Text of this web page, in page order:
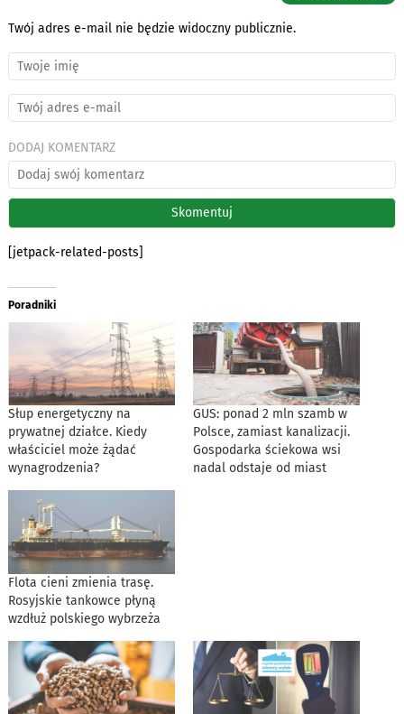
Twój adres e-mail nie będzie widoczny publicznie.
DODAJ KOMENTARZ
[jetpack-related-posts]
Poradniki
Słup energetyczny na
prywatnej działce. Kiedy
właściciel może żądać
wynagrodzenia?
GUS: ponad 2 mln szamb w
Polsce, zamiast kanalizacji.
Gospodarka ściekowa wsi
nadal odstaje od miast
Flota cieni zmienia trasę.
Rosyjskie tankowce płyną
wzdłuż polskiego wybrzeża